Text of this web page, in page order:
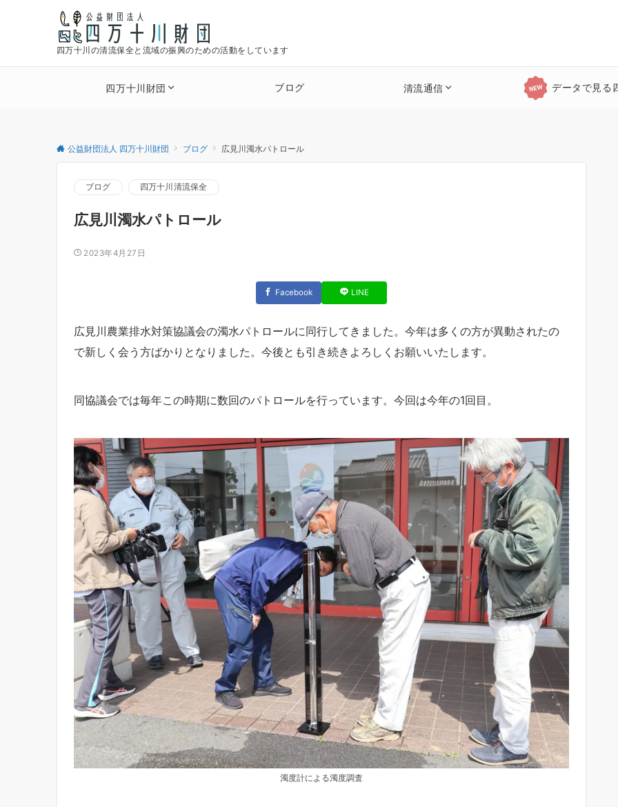
四万十川の清流保全と流域の振興のための活動をしています
四万十川財団 ブログ 清流通信 データで見る
公益財団法人 四万十川財団 ブログ 広見川濁水パトロール
ブログ 四万十川清流保全
広見川濁水パトロール
2023年4月27日
Facebook LINE
広見川農業排水対策協議会の濁水パトロールに同行してきました。今年は多くの方が異動されたの
で新しく会う方ばかりとなりました。今後とも引き続きよろしくお願いいたします。
同協議会では毎年この時期に数回のパトロールを行っています。今回は今年の1回目。
濁度計による濁度調査